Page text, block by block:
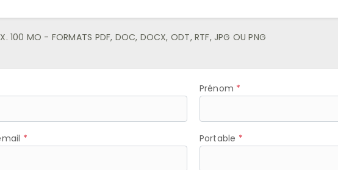
100 MO - FORMATS PDF, DOC, DOCX, ODT, RTF, JPG OU PNG
Prénom
Portable